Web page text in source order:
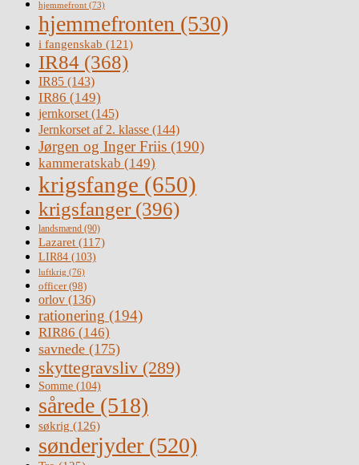
hjemmefront (73)
hjemmefronten (530)
i fangenskab (121)
IR84 (368)
IR85 (143)
IR86 (149)
jernkorset(145)
Jernkorset af 2. klasse (144)
Jørgen og Inger Friis (190)
kammeratskab (149)
krigsfange (650)
krigsfanger (396)
landsmænd (90)
Lazaret (117)
LIR84 (103)
luftkrig (76)
officer(98)
orlov (136)
rationering (194)
RIR86 (146)
savnede (175)
skyttegravsliv (289)
Somme (104)
sårede (518)
søkrig (126)
sønderjyder (520)